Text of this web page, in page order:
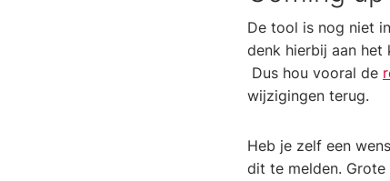
De tool is nog niet
denk hierbij aan
Dus hou vooral de
wijzigingen terug.
Heb je zelf een
dit te melden.